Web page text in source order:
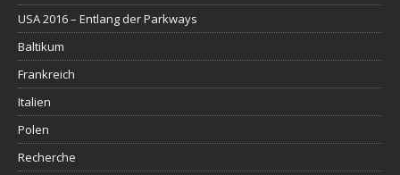
USA 2016 – Entlang der Parkways
Baltikum
Frankreich
Italien
Polen
Recherche